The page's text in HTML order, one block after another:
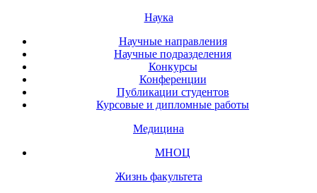
Наука
Научные направления
Научные подразделения
Конкурсы
Конференции
Публикации студентов
Курсовые и дипломные работы
Медицина
МНОЦ
Жизнь факультета